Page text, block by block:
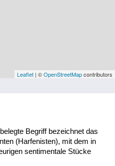
und Landwirtschaft
Leaflet | ©OpenStreetMapcontributors
Begriff bezeichnet das
(Harfenisten), mit dem in
sentimentale Stücke